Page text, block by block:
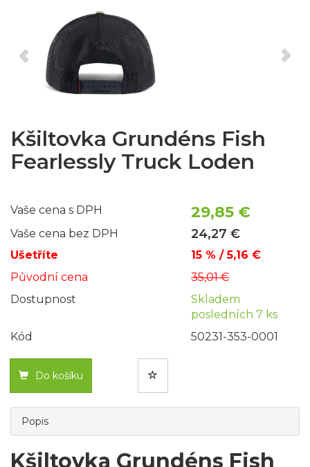
Kšiltovka Grundéns Fish
Fearlessly Truck Loden
Vaše cena s DPH 29,85 €
Vaše cena bez DPH 24,27 €
Ušetříte
15 % / 5,16 €
Původní cena
35,01 €
Dostupnost
Skladem
posledních 7 ks
Kód
50231-353-0001
Do košíku
Popis
Kšiltovka Grundéns Fish